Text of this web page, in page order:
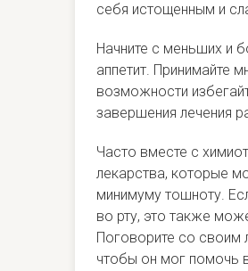
себя истощенным и
Начните с меньших и
аппетит. Принимайте
возможности
завершения лечения
Часто вместе с
лекарства, которые
минимуму тошноту.
во рту, это также
Поговорите со своим
чтобы он мог помочь